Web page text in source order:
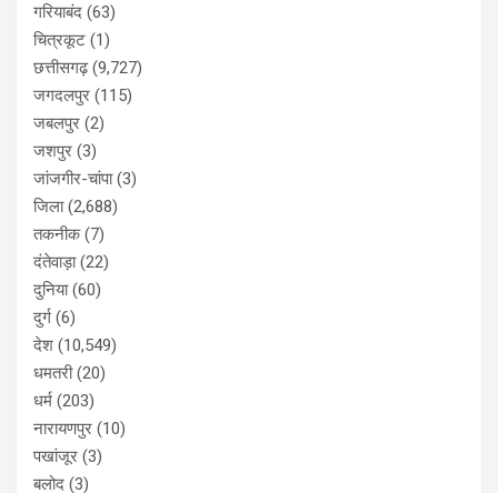
गरियाबंद (63)
चित्रकूट (1)
छत्तीसगढ़(9,727)
जगदलपुर (115)
जबलपुर (2)
जशपुर (3)
जांजगीर-चांपा(3)
जिला(2,688)
तकनीक(7)
दंतेवाड़ा(22)
दुनिया(60)
दुर्ग (6)
देश (10,549)
धमतरी(20)
धर्म (203)
नारायणपुर (10)
पखांजूर (3)
बलोद (3)